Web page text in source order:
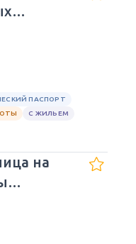
ПАСПОРТ
С ЖИЛЬЕМ
на